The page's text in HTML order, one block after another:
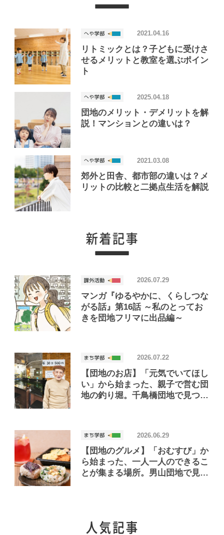
リトミックとは？子どもに受けさ
せるメリットと教室を選ぶポイン
ト
2021.04.16
団地のメリット・デメリットを解
説！マンションとの違いは？
2025.04.18
郊外と田舎、都市部の違いは？メ
リットの比較と二拠点生活を解説
2021.03.08
マンガ『ゆるやかに、くらしつな
がる話』第16話 ～私のとってお
きを団地フリマに出品編～
2026.07.29
【団地のお店】「元気でいてほし
い」から始まった、親子で営む団
地の釣り堀。千鳥橋団地で見つけ
2026.07.22
【団地のグルメ】「おむすび」か
ら始まった、一人一人のできるこ
とが集まる場所。男山団地で見つ
2026.06.29